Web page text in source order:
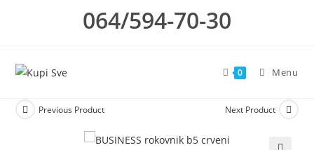
064/594-70-30
0 Menu
Previous Product Next Product